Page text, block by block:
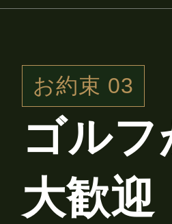
お約束 03
ゴル
大歓迎